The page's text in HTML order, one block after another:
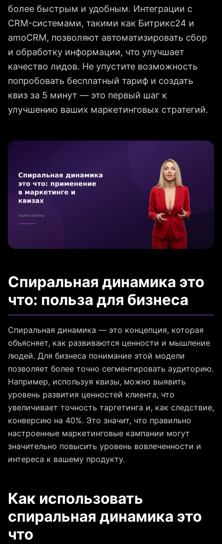
более быстрым и удобным. Интеграции с
CRM-системами, такими как Битрикс24 и
amoCRM, позволяют автоматизировать сбор
и обработку информации, что улучшает
качество лидов. Не упустите возможность
попробовать бесплатный тариф и создать
квиз за 5 минут — это первый шаг к
улучшению ваших маркетинговых стратегий.
Спиральная динамика это
что: польза для бизнеса
Спиральная динамика — это концепция, которая
объясняет, как развиваются ценности и мышление
людей. Для бизнеса понимание этой модели
позволяет более точно сегментировать аудиторию.
Например, используя квизы, можно выявить
уровень развития ценностей клиента, что
увеличивает точность таргетинга и, как следствие,
конверсию на 40%. Это значит, что правильно
настроенные маркетинговые кампании могут
значительно повысить уровень вовлеченности и
интереса к вашему продукту.
Как использовать
спиральная динамика это
что